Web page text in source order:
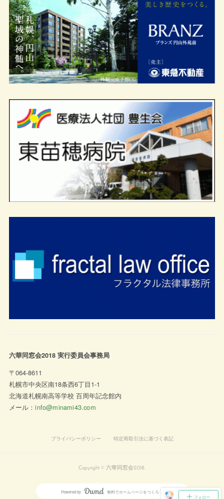
六華同窓会2018 実行委員会事務局
〒064-8611
札幌市中央区南18条西6丁目1-1
北海道札幌南高等学校 百周年記念館内
メール：info@minami43.com
フォロー
プライバシーポリシー 特定商取引法に基づく表記
Copyright © 六華同窓会2018.
Powered by AmebaOwnd
無料でホームページをつくろう